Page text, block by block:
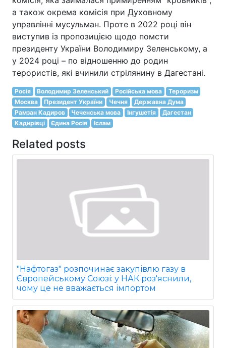
а також окрема комісія при Духовному
управлінні мусульман. Проте в 2022 році він
виступив із пропозицією щодо помсти
президенту України Володимиру Зеленському, а
у 2024 році – по відношенню до родин
терористів, які вчинили стрілянину в Дагестані.
Росія Володимир Зеленський Російська мова
Тероризм
Москва
Президент України Чечня
Державна Дума
Рамзан Кадиров
Чеченська мова Інгушетія
Дагестан
Кадирівці
Єдина Росія Іслам
Related posts
"Нафтогаз" розпочинає закупівлю газу в
Європейському Союзі: у НАК роз'яснили,
чому це не вважається імпортом